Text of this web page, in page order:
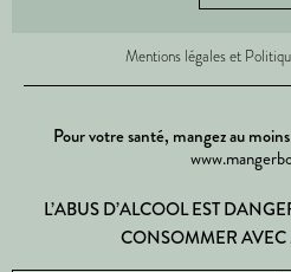
Mentions légales et
Pour votre santé, mangez au
L’ABUS D’ALCOOL EST
CONSOMMER